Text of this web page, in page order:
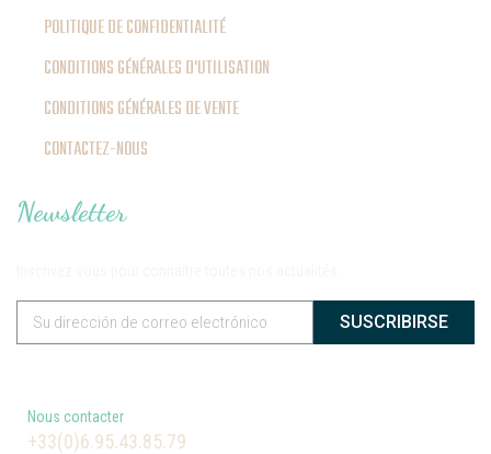
POLITIQUE DE CONFIDENTIALITÉ
CONDITIONS GÉNÉRALES D'UTILISATION
CONDITIONS GÉNÉRALES DE VENTE
CONTACTEZ-NOUS
Newsletter
SUSCRIBIRSE
Nous contacter
+33(0)6.95.43.85.79